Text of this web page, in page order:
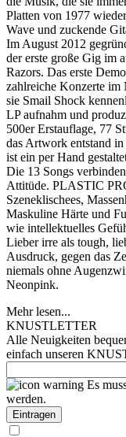
Platten von 1977
Wave und zuckende
Im August 2012
der erste große Gig im
Razors. Das erste
zahlreiche Konzerte im
sie Smail Shock
LP aufnahm und
500er Erstauflage, 77
das Artwork entstand
ist ein per Hand
Die 13 Songs
Attitüde. PLASTIC
Szeneklischees,
Maskuline Härte und
wie intellektuelles
Lieber irre als tough,
Ausdruck, gegen das
niemals ohne
Neonpink.
Mehr lesen...
KNUSTLETTER
Alle Neuigkeiten
einfach unseren
Es
werden.